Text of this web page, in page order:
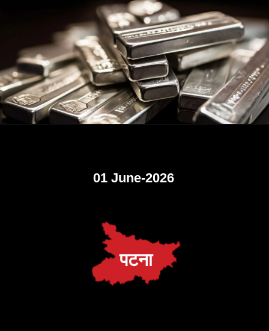
01 June-2026
पटना